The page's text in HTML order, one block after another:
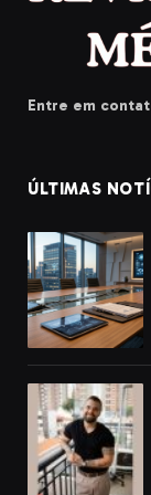
Entre em
ÚLTIMAS